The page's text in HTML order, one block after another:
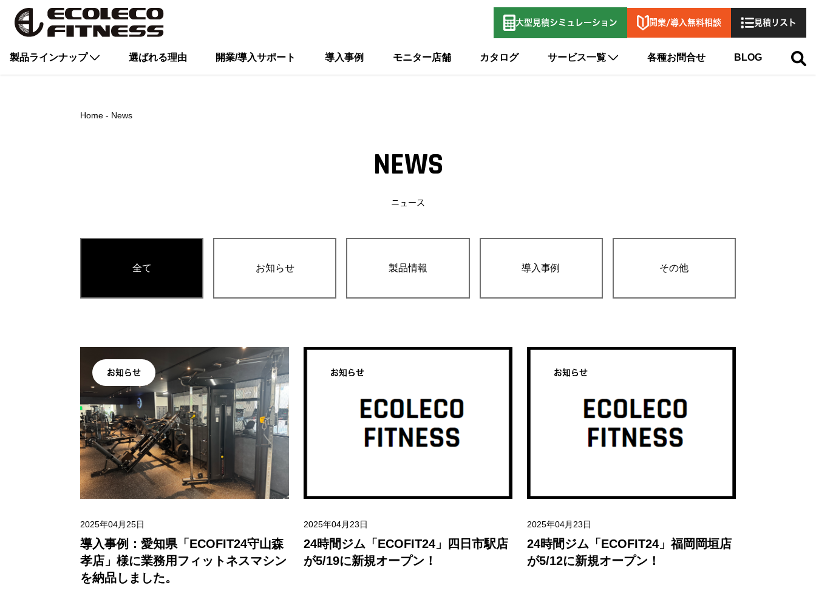
大型 見積シミュレーション 開業/導入無料相談 見積リスト
製品ラインナップ 選ばれる理由 開業/導入サポート 導入事例 モニター店舗 カタログ サービス一覧 各種お問合せ BLOG
Home News
NEWS
ニュース
全て お知らせ 製品情報 導入事例 その他
2025年04月25日
導入事例：愛知県「ECOFIT24守山森
孝店」様に業務用フィットネスマシン
を納品しました。
お知らせ
2025年04月23日
24時間ジム「ECOFIT24」四日市駅店
が5/19に新規オープン！
お知らせ
2025年04月23日
24時間ジム「ECOFIT24」福岡岡垣店
が5/12に新規オープン！
お知らせ